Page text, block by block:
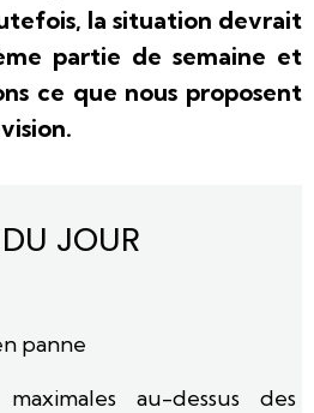
la situation devrait
partie de semaine et
ce que nous proposent
JOUR
panne
au-dessus des